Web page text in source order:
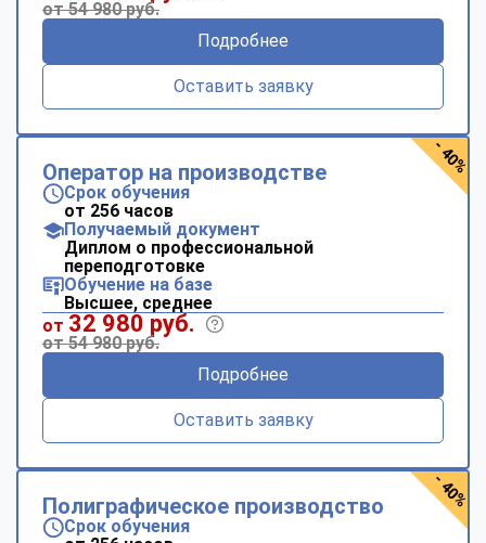
от 54 980 руб.
Подробнее
Оставить заявку
Оператор на производстве
Срок обучения
от 256 часов
Получаемый документ
Диплом о профессиональной
переподготовке
Обучение на базе
Высшее, среднее
от 32 980 руб.
от 54 980 руб.
Подробнее
Оставить заявку
- 40%
Полиграфическое производство
Срок обучения
- 40%